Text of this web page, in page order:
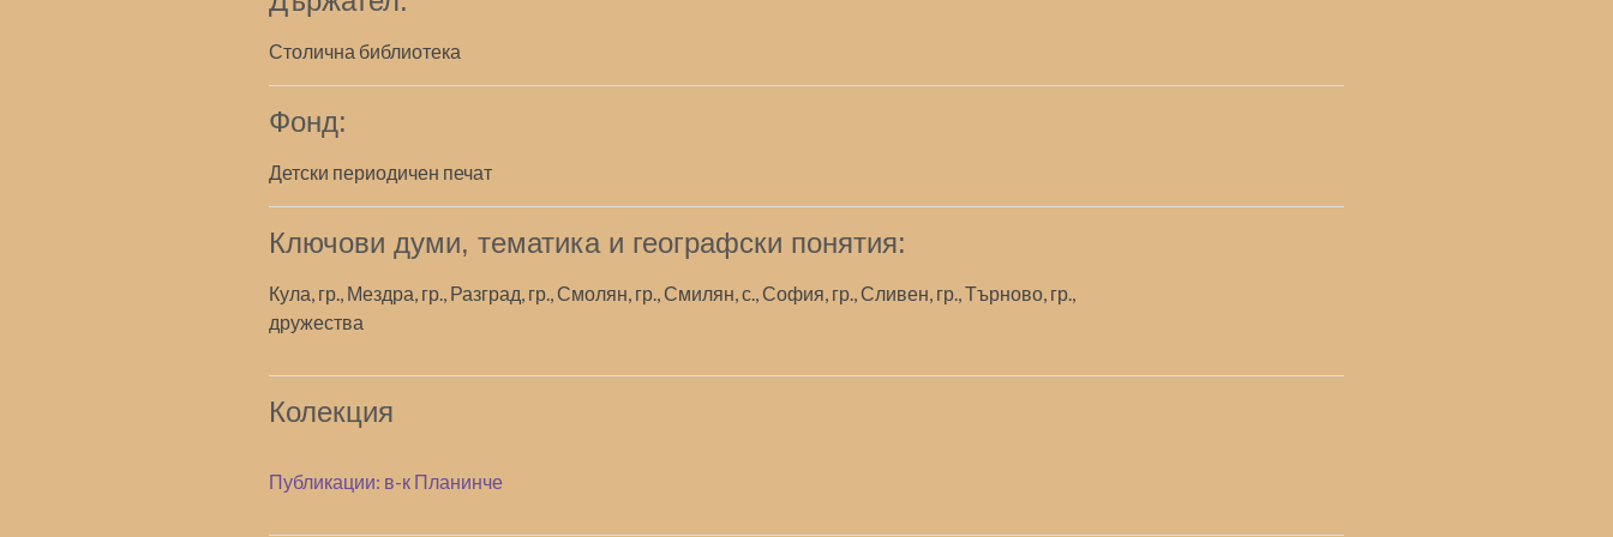
Столична библиотека
Фонд:
Детски периодичен печат
Ключови думи, тематика и географски понятия:
Кула, гр., Мездра, гр., Разград, гр., Смолян, гр., Смилян, с., София, гр., Сливен, гр., Търново, гр.,
дружества
Колекция
Публикации: в-к Планинче